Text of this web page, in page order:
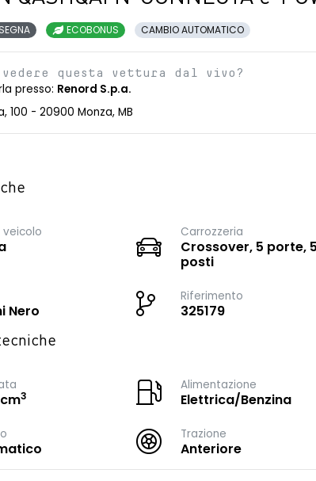
ECOBONUS CAMBIO AUTOMATICO
questa vettura dal vivo?
presso: Renord S.p.a.
100 - 20900 Monza, MB
veicolo Carrozzeria
Crossover, 5 porte, 5
posti
Nero
Riferimento
325179
3
Alimentazione
Elettrica/Benzina
Trazione
Anteriore